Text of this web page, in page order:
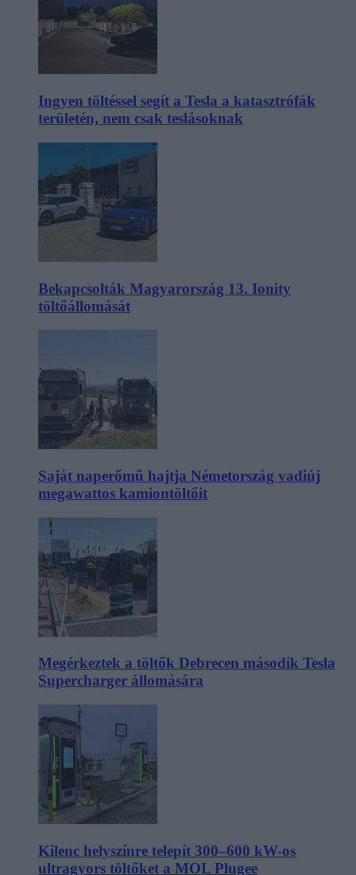
Ingyen töltéssel segít a Tesla a katasztrófák
területén, nem csak teslásoknak
Bekapcsolták Magyarország 13. Ionity
töltőállomását
Saját naperőmű hajtja Németország vadiúj
megawattos kamiontöltőit
Megérkeztek a töltők Debrecen második Tesla
Supercharger állomására
Kilenc helyszínre telepít 300–600 kW-os
ultragyors töltőket a MOL Plugee